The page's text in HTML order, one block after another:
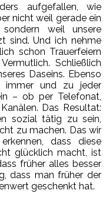
aufgefallen, wie
nicht weil gerade ein
weil unsere
sind. Und ich nehme
schon Trauerfeiern
Schließlich
Daseins. Ebenso
immer und zu jeder
– ob per Telefonat,
Das Resultat:
sozial tätig zu sein,
zu machen. Das wir
dass diese
glücklich macht, ist
früher alles besser
dass man früher der
geschenkt hat.